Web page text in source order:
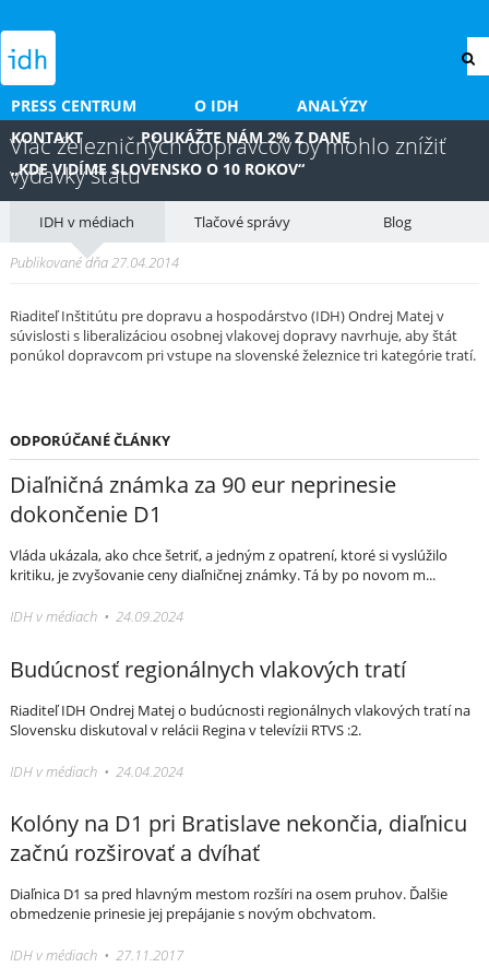
PRESS CENTRUM O IDH
ANALÝZY
KONTAKT
POUKÁŽTE NÁM 2% Z DANE
„KDE VIDÍME SLOVENSKO O 10 ROKOV“
Viac železničných dopravcov by mohlo znížiť
výdavky štátu
IDH v médiach Tlačové správy Blog
Publikované dňa 27.04.2014
Riaditeľ Inštitútu pre dopravu a hospodárstvo (IDH) Ondrej Matej v
súvislosti s liberalizáciou osobnej vlakovej dopravy navrhuje, aby štát
ponúkol dopravcom pri vstupe na slovenské železnice tri kategórie tratí.
ODPORÚČANÉ ČLÁNKY
Diaľničná známka za 90 eur neprinesie
dokončenie D1
Vláda ukázala, ako chce šetriť, a jedným z opatrení, ktoré si vyslúžilo
kritiku, je zvyšovanie ceny diaľničnej známky. Tá by po novom m...
IDH v médiach • 24.09.2024
Budúcnosť regionálnych vlakových tratí
Riaditeľ IDH Ondrej Matej o budúcnosti regionálnych vlakových tratí na
Slovensku diskutoval v relácii Regina v televízii RTVS :2.
IDH v médiach • 24.04.2024
Kolóny na D1 pri Bratislave nekončia, diaľnicu
začnú rozširovať a dvíhať
Diaľnica D1 sa pred hlavným mestom rozšíri na osem pruhov. Ďalšie
obmedzenie prinesie jej prepájanie s novým obchvatom.
IDH v médiach • 27.11.2017